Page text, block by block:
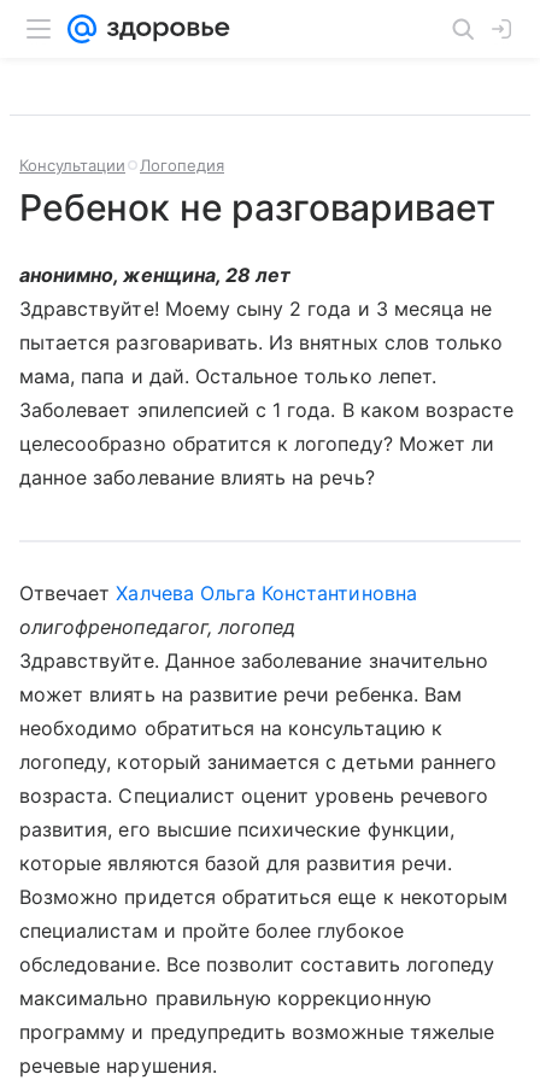
Консультации Логопедия
Ребенок не разговаривает
анонимно, женщина, 28 лет
Здравствуйте! Моему сыну 2 года и 3 месяца не
пытается разговаривать. Из внятных слов только
мама, папа и дай. Остальное только лепет.
Заболевает эпилепсией с 1 года. В каком возрасте
целесообразно обратится к логопеду? Может ли
данное заболевание влиять на речь?
ОтвечаетХалчева Ольга Константиновна
олигофренопедагог, логопед
Здравствуйте. Данное заболевание значительно
может влиять на развитие речи ребенка. Вам
необходимо обратиться на консультацию к
логопеду, который занимается с детьми раннего
возраста. Специалист оценит уровень речевого
развития, его высшие психические функции,
которые являются базой для развития речи.
Возможно придется обратиться еще к некоторым
специалистам и пройте более глубокое
обследование. Все позволит составить логопеду
максимально правильную коррекционную
программу и предупредить возможные тяжелые
речевые нарушения.